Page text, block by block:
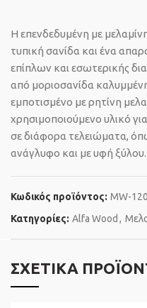
Η επενδεδυμένη με
τυπική σανίδα και ένα
επίπλων και εσωτερικής
από μοριοσανίδα
εμποτισμένο με ρητίνη
χρησιμοποιούμενο υλικό
σε διάφορα τελειώματα,
ανάγλυφο και με υφή ξύλου.
Κωδικός προϊόντος: MW-
Κατηγορίες: Alfa Wood,
ΣΧΕΤΙΚΆ